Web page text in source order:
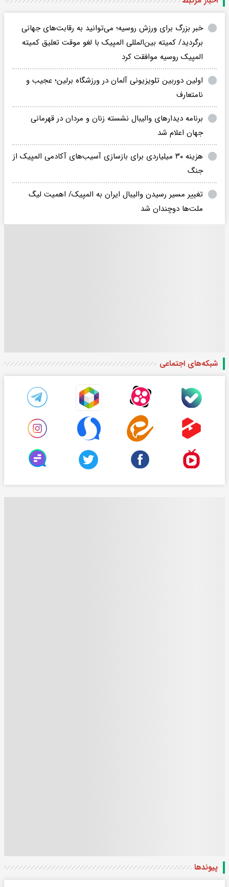
خبر بزرگ برای ورزش روسیه؛ می‌توانید به رقابت‌های جهانی
برگردید/ کمیته بین‌المللی المپیک با لغو موقت تعلیق کمیته
المپیک روسیه موافقت کرد
اولین دوربین تلویزیونی آلمان در ورزشگاه برلین؛ عجیب و
نامتعارف
برنامه دیدارهای والیبال نشسته زنان و مردان در قهرمانی
جهان اعلام شد
هزینه ۳۰ میلیاردی برای بازسازی آسیب‌های آکادمی المپیک از
جنگ
تغییر مسیر رسیدن والیبال ایران به المپیک/ اهمیت لیگ
ملت‌ها دوچندان شد
شبکه‌های اجتماعی
پیوندها